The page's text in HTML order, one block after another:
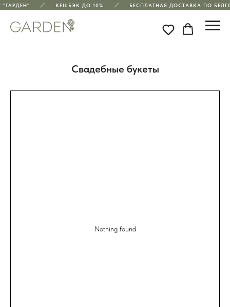
КЕШБЭК ДО 10% БЕСПЛАТНАЯ ДОСТАВКА ПО
Свадебные букеты
Nothing found